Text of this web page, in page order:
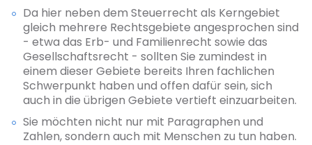
Da hier neben dem Steuerrecht als Kerngebiet
gleich mehrere Rechtsgebiete angesprochen sind
- etwa das Erb- und Familienrecht sowie das
Gesellschaftsrecht - sollten Sie zumindest in
einem dieser Gebiete bereits Ihren fachlichen
Schwerpunkt haben und offen dafür sein, sich
auch in die übrigen Gebiete vertieft einzuarbeiten.
Sie möchten nicht nur mit Paragraphen und
Zahlen, sondern auch mit Menschen zu tun haben.